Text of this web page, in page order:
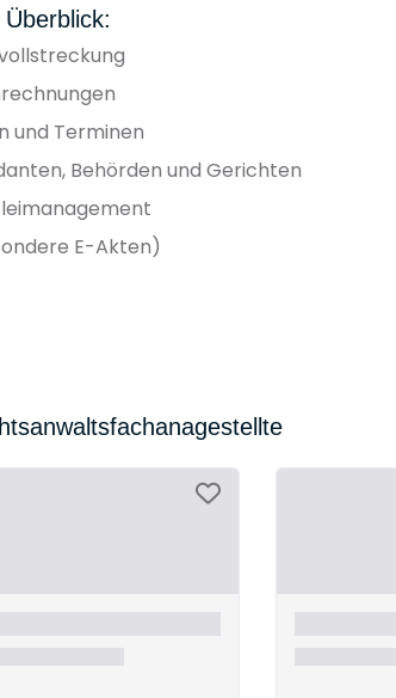
und Terminen
Behörden und Gerichten
E-Akten)